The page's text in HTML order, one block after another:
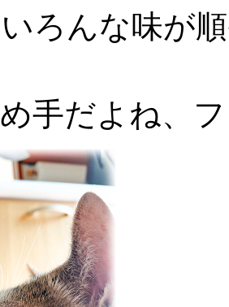
ろんな味が
手だよね、